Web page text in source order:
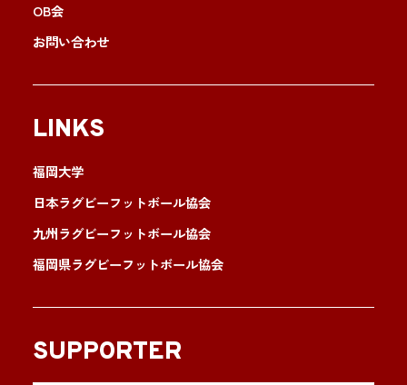
OB会
お問い合わせ
LINKS
福岡大学
日本ラグビーフットボール協会
九州ラグビーフットボール協会
福岡県ラグビーフットボール協会
SUPPORTER